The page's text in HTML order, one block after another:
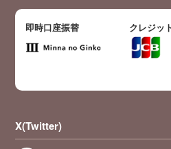
即時口座振替 クレジッ
X(Twitter)